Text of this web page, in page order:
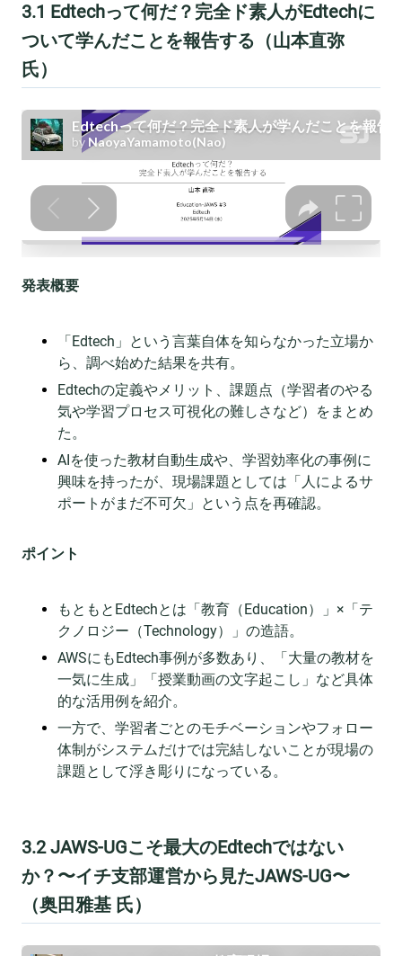
3.1 Edtechって何だ？完全ド素人がEdtechに
ついて学んだことを報告する（山本直弥
氏）
発表概要
「Edtech」という言葉自体を知らなかった立場か
ら、調べ始めた結果を共有。
Edtechの定義やメリット、課題点（学習者のやる
気や学習プロセス可視化の難しさなど）をまとめ
た。
AIを使った教材自動生成や、学習効率化の事例に
興味を持ったが、現場課題としては「人によるサ
ポートがまだ不可欠」という点を再確認。
ポイント
もともとEdtechとは「教育（Education）」×「テ
クノロジー（Technology）」の造語。
AWSにもEdtech事例が多数あり、「大量の教材を
一気に生成」「授業動画の文字起こし」など具体
的な活用例を紹介。
一方で、学習者ごとのモチベーションやフォロー
体制がシステムだけでは完結しないことが現場の
課題として浮き彫りになっている。
3.2 JAWS-UGこそ最大のEdtechではない
か？〜イチ支部運営から見たJAWS-UG〜
（奥田雅基 氏）